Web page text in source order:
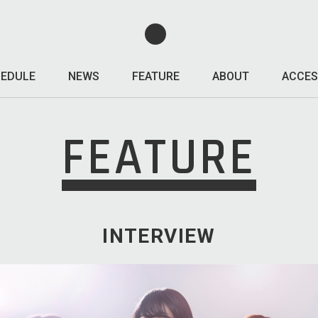
NEWS FEATURE ABOUT
FEATURE
INTERVIEW